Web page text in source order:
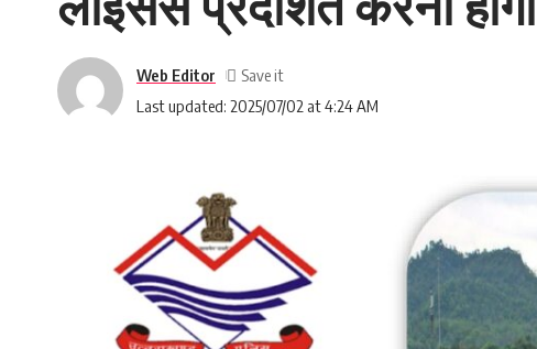
Last updated: 2025/07/02 at 4:24 AM
Web Editor